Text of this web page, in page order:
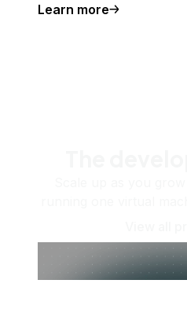
Learn more